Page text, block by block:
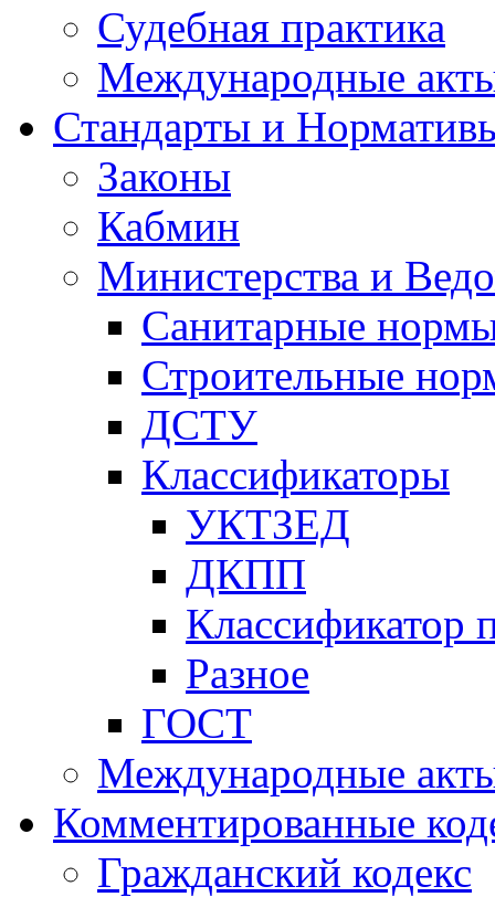
Судебная практика
Международные
Стандарты и
Законы
Кабмин
Министерства и
Санитарные
Строительные
ДСТУ
Классификаторы
УКТЗЕД
ДКПП
Классификатор
Разное
ГОСТ
Международные
Комментированные
Гражданский кодекс